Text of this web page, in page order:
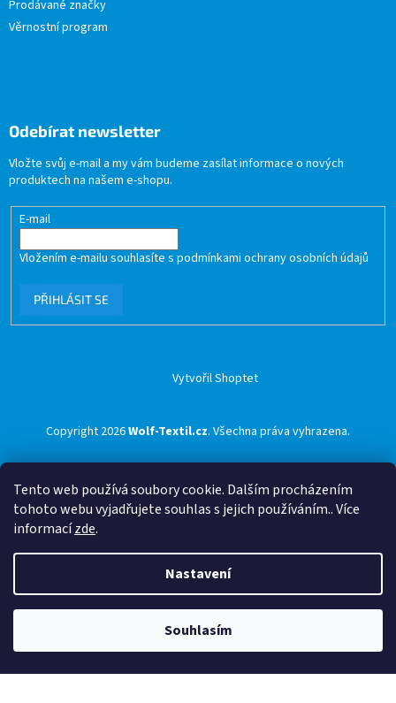
Tento web používá soubory cookie. Dalším procházením
tohoto webu vyjadřujete souhlas s jejich používáním.. Více
informacízde.
Nastavení
Souhlasím
Prodávané značky
Věrnostní program
Odebírat newsletter
Vložte svůj e-mail a my vám budeme zasílat informace o nových
produktech na našem e-shopu.
E-mail
Vložením e-mailu souhlasíte s podmínkami ochrany osobních údajů
PŘIHLÁSIT SE
Vytvořil Shoptet
Copyright 2026Wolf-Textil.cz. Všechna práva vyhrazena.